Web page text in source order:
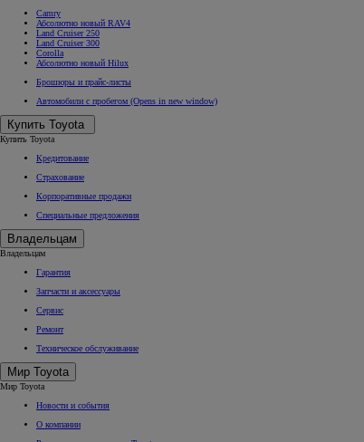
Camry
Абсолютно новый RAV4
Land Cruiser 250
Land Cruiser 300
Corolla
Абсолютно новый Hilux
Брошюры и прайс-листы
Автомобили с пробегом (Opens in new window)
Купить Toyota
Купить Toyota
Кредитование
Страхование
Корпоративные продажи
Специальные предложения
Владельцам
Владельцам
Гарантия
Запчасти и аксессуары
Сервис
Ремонт
Техническое обслуживание
Мир Toyota
Мир Toyota
Новости и события
О компании